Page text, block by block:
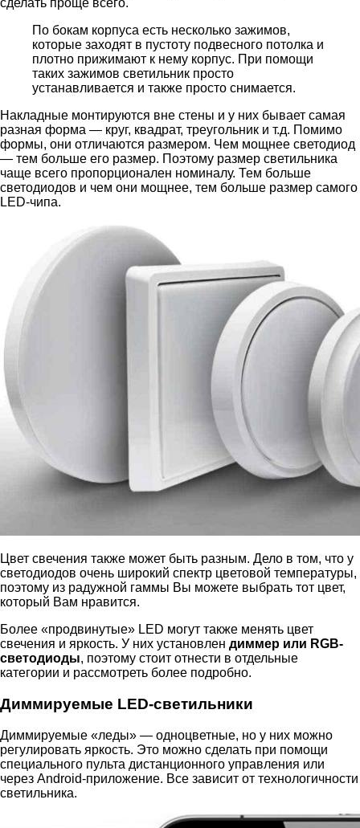
сделать проще всего.
По бокам корпуса есть несколько зажимов,
которые заходят в пустоту подвесного потолка и
плотно прижимают к нему корпус. При помощи
таких зажимов светильник просто
устанавливается и также просто снимается.
Накладные монтируются вне стены и у них бывает самая
разная форма — круг, квадрат, треугольник и т.д. Помимо
формы, они отличаются размером. Чем мощнее светодиод
— тем больше его размер. Поэтому размер светильника
чаще всего пропорционален номиналу. Тем больше
светодиодов и чем они мощнее, тем больше размер самого
LED-чипа.
Цвет свечения также может быть разным. Дело в том, что у
светодиодов очень широкий спектр цветовой температуры,
поэтому из радужной гаммы Вы можете выбрать тот цвет,
который Вам нравится.
Более «продвинутые» LED могут также менять цвет
свечения и яркость. У них установлен диммер или RGB-
светодиоды, поэтому стоит отнести в отдельные
категории и рассмотреть более подробно.
Диммируемые LED-светильники
Диммируемые «леды» — одноцветные, но у них можно
регулировать яркость. Это можно сделать при помощи
специального пульта дистанционного управления или
через Android-приложение. Все зависит от технологичности
светильника.